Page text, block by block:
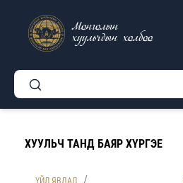
Монголын
хуульчдын холбоо
ХУУЛЬЧ ТАНД БАЯР ХҮРГЭЕ
ҮЙЛ ЯВДАЛ